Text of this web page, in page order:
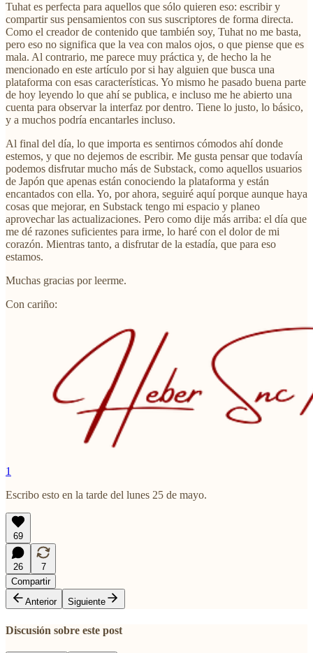
Tuhat es perfecta para aquellos que sólo quieren eso: escribir y
compartir sus pensamientos con sus suscriptores de forma directa.
Como el creador de contenido que también soy, Tuhat no me basta,
pero eso no significa que la vea con malos ojos, o que piense que es
mala. Al contrario, me parece muy práctica y, de hecho la he
mencionado en este artículo por si hay alguien que busca una
plataforma con esas características. Yo mismo he pasado buena parte
de hoy leyendo lo que ahí se publica, e incluso me he abierto una
cuenta para observar la interfaz por dentro. Tiene lo justo, lo básico,
y a muchos podría encantarles incluso.
Al final del día, lo que importa es sentirnos cómodos ahí donde
estemos, y que no dejemos de escribir. Me gusta pensar que todavía
podemos disfrutar mucho más de Substack, como aquellos usuarios
de Japón que apenas están conociendo la plataforma y están
encantados con ella. Yo, por ahora, seguiré aquí porque aunque haya
cosas que mejorar, en Substack tengo mi espacio y planeo
aprovechar las actualizaciones. Pero como dije más arriba: el día que
me dé razones suficientes para irme, lo haré con el dolor de mi
corazón. Mientras tanto, a disfrutar de la estadía, que para eso
estamos.
Muchas gracias por leerme.
Con cariño:
1
Escribo esto en la tarde del lunes 25 de mayo.
69
26
7
Compartir
Anterior
Siguiente
Discusión sobre este post